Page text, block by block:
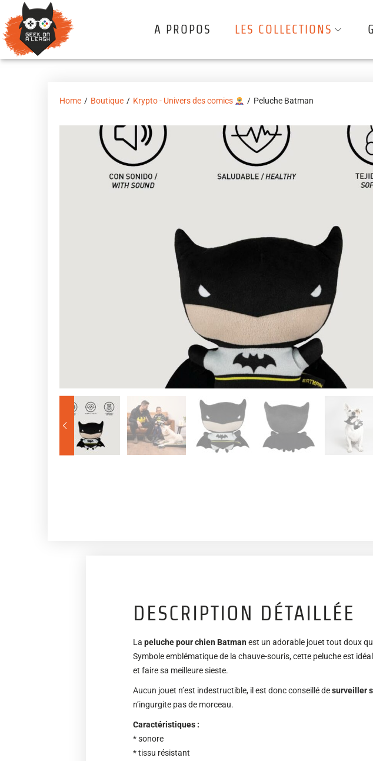
A PROPOS LES COLLECTIONS
Home / Boutique / Krypto - Univers des comics / Peluche Batman
DESCRIPTION DÉTAILLÉE
Lapeluche pour chien Batmanest un adorable jouet tout doux
Symbole emblématique de la chauve-souris, cette peluche est
et faire sa meilleure sieste.
Aucun jouet n’est indestructible, il est donc conseillé desurveiller
n’ingurgite pas de morceau.
Caractéristiques :
* sonore
* tissu résistant